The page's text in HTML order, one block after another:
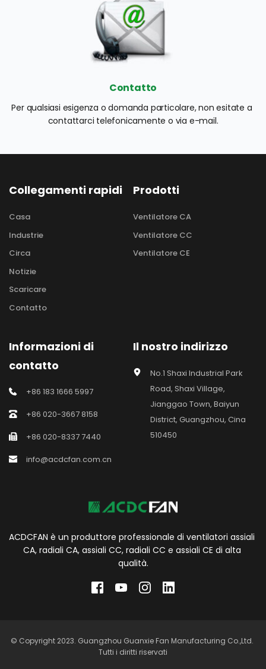
Contatto
Per qualsiasi esigenza o domanda particolare, non esitate a
contattarci telefonicamente o via e-mail.
Collegamenti rapidi
Casa
Industrie
Circa
Notizie
Scaricare
Contatto
Prodotti
Ventilatore CA
Ventilatore CC
Ventilatore CE
Informazioni di
contatto
+86 183 1666 5997
+86 020-3667 8158
+86 020-8337 7440
info@acdcfan.com.cn
Il nostro indirizzo
No.1 Shaxi Industrial Park
Road, Shaxi Village,
Jianggao Town, Baiyun
District, Guangzhou, Cina
510450
ACDCFAN è un produttore professionale di ventilatori assiali
CA, radiali CA, assiali CC, radiali CC e assiali CE di alta
qualità.
© Copyright 2023. Guangzhou Guanxie Fan Manufacturing Co.,Ltd.
Tutti i diritti riservati